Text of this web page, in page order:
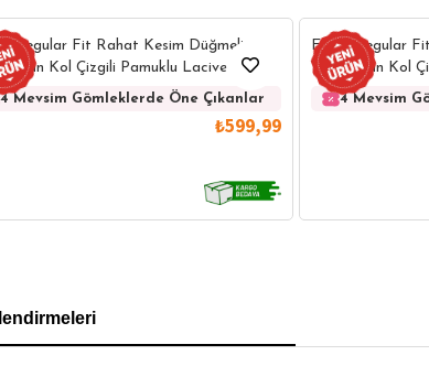
Regular Fit Rahat Kesim Düğmeli
Uzun Kol Çizgili Pamuklu Lacivert
4 Mevsim Gömleklerde Öne Çıkanlar
₺599,99
Erkek Regular
Yaka Uzun Kol
4 Mevsim